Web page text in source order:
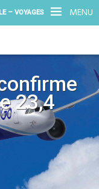
MENU
– VOYAGES
23,4